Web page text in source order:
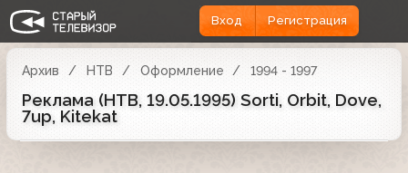
Вход Регистрация
Архив НТВ Оформление 1994 - 1997
Реклама (НТВ, 19.05.1995) Sorti, Orbit, Dove,
7up, Kitekat